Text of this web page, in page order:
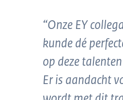
“Onze EY
kunde dé
op deze
Er is aandacht